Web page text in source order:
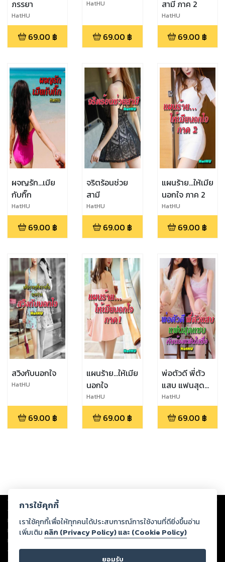
ภรรยา
HatHU
69.00 ฿
HatHU
69.00 ฿
สามี ภาค 2
HatHU
69.00 ฿
ผจญรัก...เมีย
กับกิ๊ก
HatHU
69.00 ฿
จริตร้อนช่วย
สามี
HatHU
69.00 ฿
แผนร้าย...ให้เมีย
นอกใจ ภาค 2
HatHU
69.00 ฿
สวิงกับนอกใจ
HatHU
69.00 ฿
แผนร้าย...ให้เมีย
นอกใจ
HatHU
69.00 ฿
พ่อตัวดี พี่ตัว
แสบ แฟนสุด
แซบ กับน้อง
แฟนใสซื่อ
HatHU
69.00 ฿
Copyright © 2026
ต่อผลงานหรือเนื้อหาใดที่อัปโหลดผ่านเว็บไซต์และปรากฏว่าละเมิดสิทธิใน
ทรัพย์สินทางปัญญาของบุคคลอื่นหรือขัดต่อกฎหมายและศีลธรรม ดังนั้น ผู้อ่าน
ทุกท่านโปรดใช้วิจารณญาณในการกลั่นกรองด้วยตนเอง และหากท่านพบว่าส่วน
หนึ่งส่วนใดขัดต่อกฎหมายและศีลธรรม กรุณาแจ้งมายังบริษัท เพื่อทีมงานจะได้
ดำเนินการในทันที ทั้งนี้ ทางสตอรี่ล็อกขอสงวนลิขสิทธิ์ตามพระราชบัญญัติ
การใช้คุกกี้
เราใช้คุกกี้เพื่อให้ทุกคนได้ประสบการณ์การใช้งานที่ดียิ่งขึ้นอ่าน
เพิ่มเติม คลิก (Privacy Policy) และ (Cookie Policy)
ยอมรับ